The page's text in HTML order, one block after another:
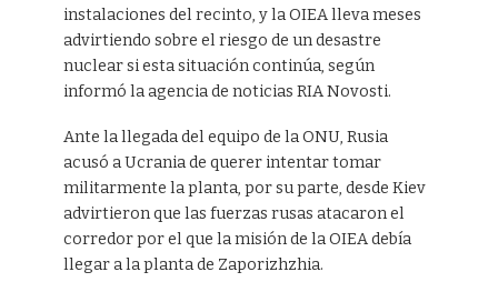
instalaciones del recinto, y la OIEA lleva meses
advirtiendo sobre el riesgo de un desastre
nuclear si esta situación continúa, según
informó la agencia de noticias RIA Novosti.
Ante la llegada del equipo de la ONU, Rusia
acusó a Ucrania de querer intentar tomar
militarmente la planta, por su parte, desde Kiev
advirtieron que las fuerzas rusas atacaron el
corredor por el que la misión de la OIEA debía
llegar a la planta de Zaporizhzhia.